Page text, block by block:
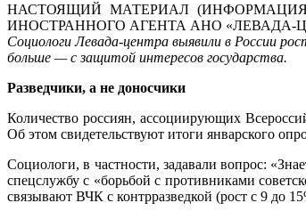
НАСТОЯЩИЙ МАТЕРИАЛ
ИНОСТРАННОГО АГЕНТА АНО «ЛЕВАДА-
Социологи Левада-центра выявили в России
больше — с защитой интересов государства.
Разведчики, а не доносчики
Количество россиян, ассоциирующих
Об этом свидетельствуют итоги январского
Социологи, в частности, задавали вопрос:
спецслужбу с «борьбой с противниками
связывают ВЧК с контрразведкой (рост с 9 до